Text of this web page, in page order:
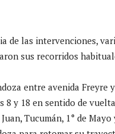
de las intervenciones,
sus recorridos
entre avenida Freyre
8 y 18 en sentido de
Tucumán, 1° de Mayo